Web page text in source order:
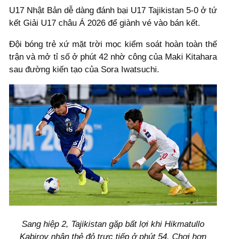
U17 Nhật Bản dễ dàng đánh bại U17 Tajikistan 5-0 ở tứ
kết Giải U17 châu Á 2026 để giành vé vào bán kết.
Đội bóng trẻ xứ mặt trời mọc kiểm soát hoàn toàn thế
trận và mở tỉ số ở phút 42 nhờ công của Maki Kitahara
sau đường kiến tạo của Sora Iwatsuchi.
Sang hiệp 2, Tajikistan gặp bất lợi khi Hikmatullo
Kabirov nhận thẻ đỏ trực tiếp ở phút 54. Chơi hơn